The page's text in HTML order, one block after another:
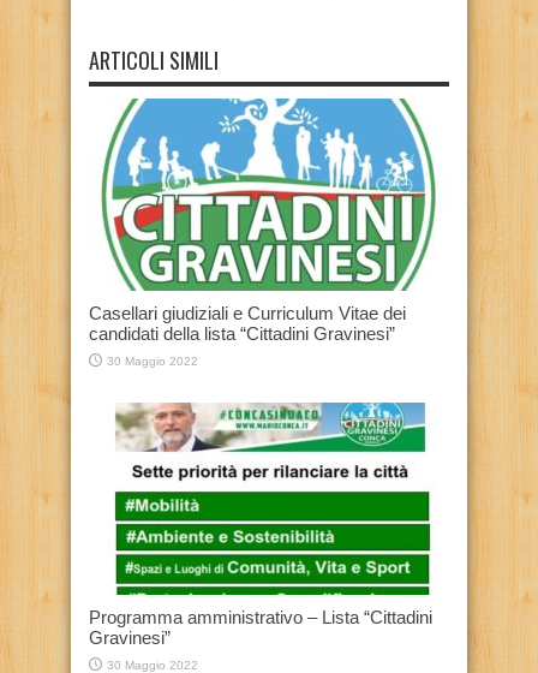
ARTICOLI SIMILI
Casellari giudiziali e Curriculum Vitae dei
candidati della lista “Cittadini Gravinesi”
30 Maggio 2022
Programma amministrativo – Lista “Cittadini
Gravinesi”
30 Maggio 2022